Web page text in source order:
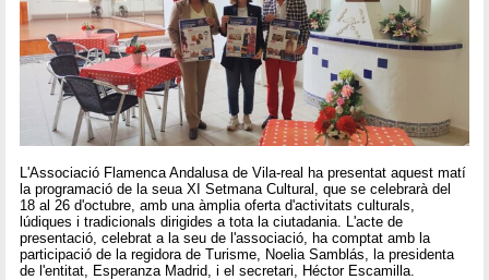
L'Associació Flamenca Andalusa de Vila-real ha presentat aquest matí
la programació de la seua XI Setmana Cultural, que se celebrarà del
18 al 26 d'octubre, amb una àmplia oferta d'activitats culturals,
lúdiques i tradicionals dirigides a tota la ciutadania. L'acte de
presentació, celebrat a la seu de l'associació, ha comptat amb la
participació de la regidora de Turisme, Noelia Samblás, la presidenta
de l'entitat, Esperanza Madrid, i el secretari, Héctor Escamilla.